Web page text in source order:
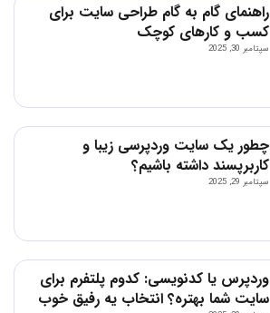
راهنمای گام به گام طراحی سایت برای
کسب و کارهای کوچک
سپتامبر 30, 2025
چطور یک سایت وردپرسی زیبا و
کاربرپسند داشته باشیم؟
سپتامبر 29, 2025
وردپرس یا کدنویسی: کدوم پلتفرم برای
سایت شما بهتره؟ انتخاب یه رفیق خوب